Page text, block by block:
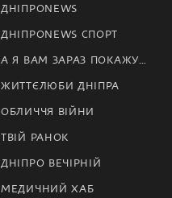
ДНІПРОNEWS
ДНІПРОNEWS СПОРТ
А Я ВАМ ЗАРАЗ ПОКАЖУ…
ЖИТТЄЛЮБИ ДНІПРА
ОБЛИЧЧЯ ВІЙНИ
ТВІЙ РАНОК
ДНІПРО ВЕЧІРНІЙ
МЕДИЧНИЙ ХАБ